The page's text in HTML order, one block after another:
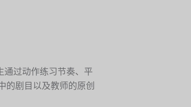
过动作练习节奏、平
的剧目以及教师的原创